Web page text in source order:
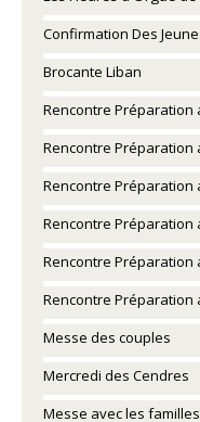
Confirmation Des
Brocante Liban
Rencontre Préparation
Rencontre Préparation
Rencontre Préparation
Rencontre Préparation
Rencontre Préparation
Rencontre Préparation
Messe des couples
Mercredi des Cendres
Messe avec les